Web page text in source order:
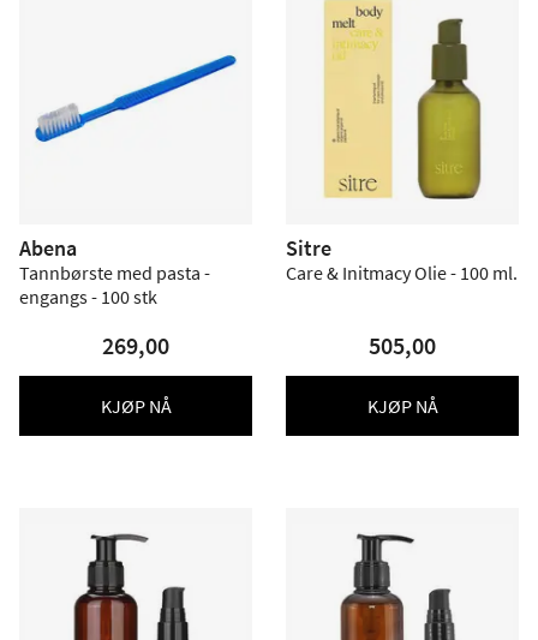
Abena
Tannbørste med pasta -
engangs - 100 stk
269,00
KJØP NÅ
Sitre
Care & Initmacy Olie - 100 ml.
505,00
KJØP NÅ